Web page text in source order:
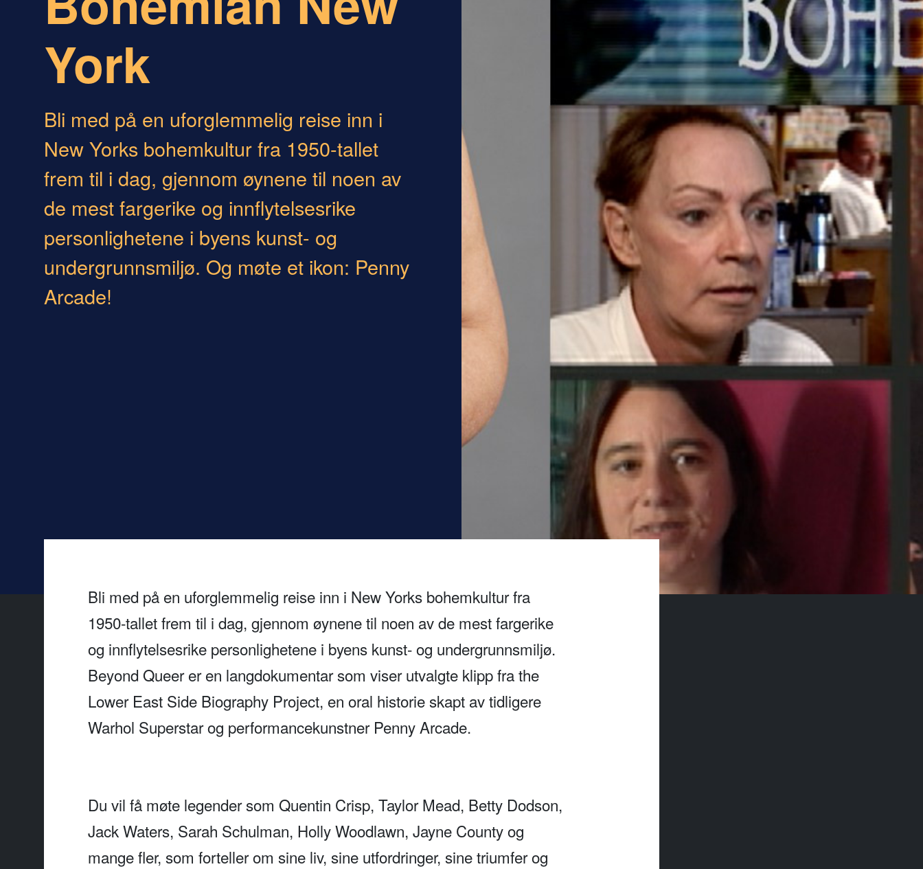
York
Bli med på en uforglemmelig reise inn i
New Yorks bohemkultur fra 1950-tallet
frem til i dag, gjennom øynene til noen av
de mest fargerike og innflytelsesrike
personlighetene i byens kunst- og
undergrunnsmiljø. Og møte et ikon: Penny
Arcade!
Bli med på en uforglemmelig reise inn i New Yorks bohemkultur fra
1950-tallet frem til i dag, gjennom øynene til noen av de mest fargerike
og innflytelsesrike personlighetene i byens kunst- og undergrunnsmiljø.
Beyond Queer er en langdokumentar som viser utvalgte klipp fra the
Lower East Side Biography Project, en oral historie skapt av tidligere
Warhol Superstar og performancekunstner Penny Arcade.
Du vil få møte legender som Quentin Crisp, Taylor Mead, Betty Dodson,
Jack Waters, Sarah Schulman, Holly Woodlawn, Jayne County og
mange fler, som forteller om sine liv, sine utfordringer, sine triumfer og